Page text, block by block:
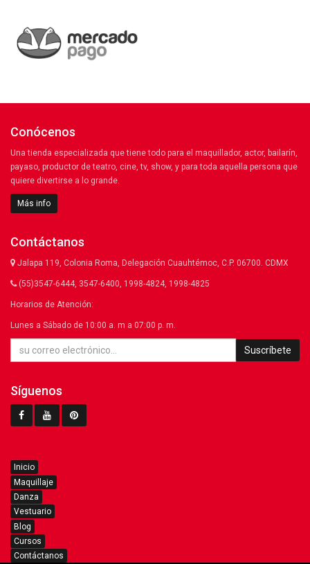
Conócenos
Una tienda especializada que tiene todo para el maquillador, actor, bailarín,
payaso, productor de teatro, cine, tv, show, y para toda aquella persona que
quiere divertirse a lo grande.
Más info
Contáctanos
Jalapa 119, Colonia Roma, Delegación Cuauhtémoc, C.P. 06700. CDMX
(55)3547-6444, 3547-6400, 1998-4824, 1998-4825
Horarios de Atención:
Lunes a Sábado de 10:00 a. m a 07:00 p. m.
Suscríbete
Síguenos
Inicio
Maquillaje
Danza
Vestuario
Blog
Cursos
Contáctanos